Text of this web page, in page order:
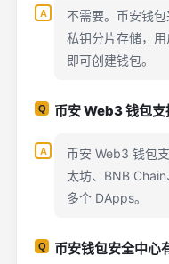
不需要。币安钱
私钥分片存储，
即可创建钱包。
币安 Web3 钱包支
币安 Web3 钱包
太坊、BNB
多个 DApps。
币安钱包安全中心